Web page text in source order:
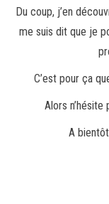
Du coup, j’en
me suis dit que je
C’est pour ça
Alors
A